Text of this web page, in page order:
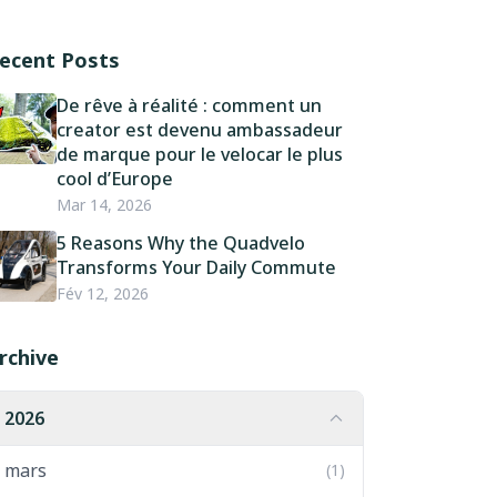
Posts
De rêve à réalité : comment un
creator est devenu ambassadeur
de marque pour le velocar le plus
cool d’Europe
Mar 14, 2026
5 Reasons Why the Quadvelo
Transforms Your Daily Commute
Fév 12, 2026
2026
mars (1)